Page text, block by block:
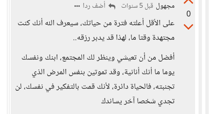
0
مجهول قبل 5 سنوات أضف ردا
على الأقل أعلته فترة من حياتك، سيعرف الله أنك كنت
مجتهدة وقتا ما، لهذا قد يدبر رزقه..
أفضل من أن تعيشي وينظر لك المجتمع، ابنك ونفسك
يوما ما أنك أنانية، وقد تموتين بنفس المرض الذي
تجنبته، فالحياة دائرة، لأنك قمت بالتفكير في نفسك، لن
تجدي شخصا آخر يساندك